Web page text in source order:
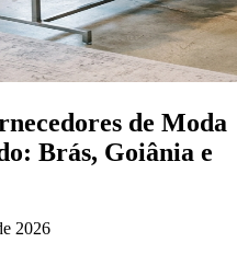
de Moda
Brás, Goiânia e
2026